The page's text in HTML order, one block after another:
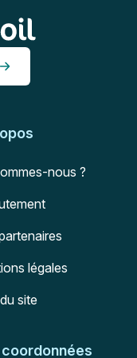
nous ?
légales
site
coordonnées